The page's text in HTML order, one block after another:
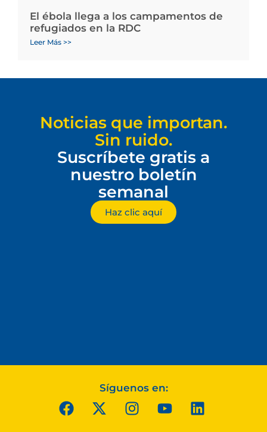
El ébola llega a los campamentos de
refugiados en la RDC
Leer Más >>
Noticias que importan.
Sin ruido.
Suscríbete gratis a
nuestro boletín
semanal
Haz clic aquí
Síguenos en: